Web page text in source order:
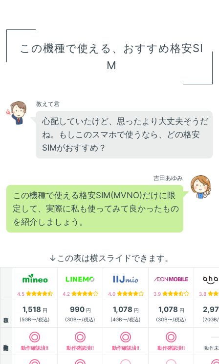
この機種で使える、おすすめ格安SI
M
教えて君
心配していたけど、思ったより大丈夫そうだ
ね。もしこのスマホで使うなら、どの格安
SIMがおすすめ？
吉田あゆみ
この機種で使える格安SIM(MVNO)だけに限
定して、実際に私も使ってみて良かったもの
を紹介しましょう。
↓この表は横スライドできます。
4.5 4.2 4.0 3.9 3.8
1,518 円
(5GB〜/税込)
990円
(3GB〜/税込)
1,078 円
(4GB〜/税込)
1,078 円
(3GB〜/税込)
動作確認済!! 動作確認済!! 動作確認済!! 動作確認済!! 動作